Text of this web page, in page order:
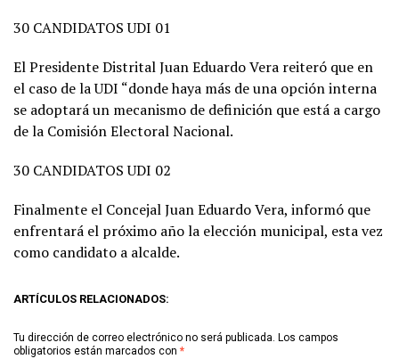
30 CANDIDATOS UDI 01
El Presidente Distrital Juan Eduardo Vera reiteró que en
el caso de la UDI “donde haya más de una opción interna
se adoptará un mecanismo de definición que está a cargo
de la Comisión Electoral Nacional.
30 CANDIDATOS UDI 02
Finalmente el Concejal Juan Eduardo Vera, informó que
enfrentará el próximo año la elección municipal, esta vez
como candidato a alcalde.
ARTÍCULOS RELACIONADOS:
Tu dirección de correo electrónico no será publicada. Los campos
obligatorios están marcados con *